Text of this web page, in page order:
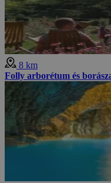
8 km
Folly arborétum és